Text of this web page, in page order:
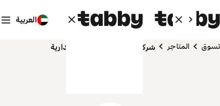
العربية
تسوق المتاجر شركة بليتس للاستشارات الإدارية